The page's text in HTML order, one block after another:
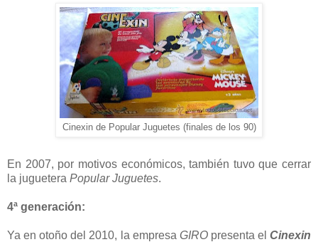
Cinexin de Popular Juguetes (finales de los 90)
En 2007, por motivos económicos, también tuvo que cerrar
la juguetera Popular Juguetes.
4ª generación:
Ya en otoño del 2010, la empresa GIROpresenta elCinexin